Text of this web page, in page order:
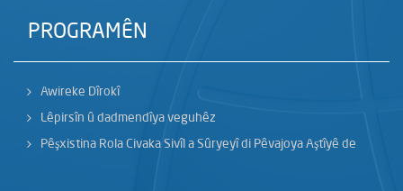
PROGRAMÊN
Awireke Dîrokî
Lêpirsîn û dadmendîya veguhêz
Pêşxistina Rola Civaka Sivîl a Sûryeyî di Pêvajoya Aştîyê de